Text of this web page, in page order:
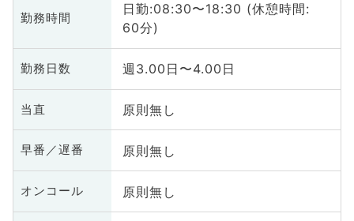
勤務時間
日勤:08:30〜18:30 (休憩時間:
60分)
勤務日数 週3.00日〜4.00日
当直 原則無し
早番／遅番 原則無し
オンコール 原則無し